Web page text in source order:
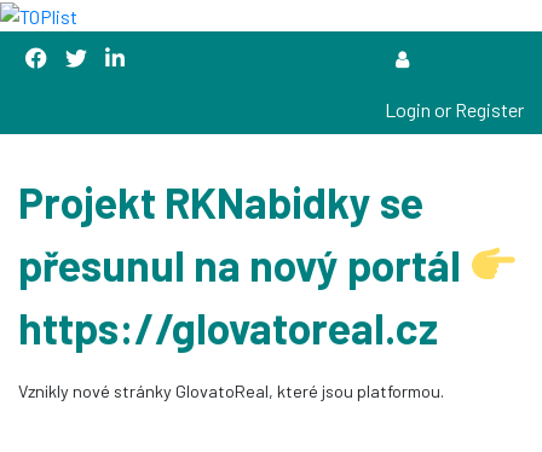
Login or Register
Projekt RKNabidky se
přesunul na nový portál
https://glovatoreal.cz
Vznikly nové stránky GlovatoReal, které jsou platformou.